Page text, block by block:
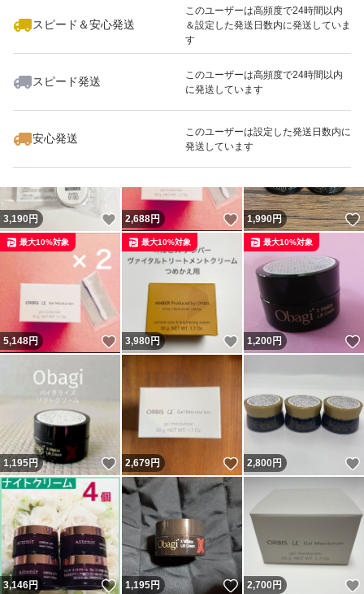
スピード＆安心発送
このユーザーは高頻度で24時間以内
＆設定した発送日数内に発送していま
す
スピード発送
このユーザーは高頻度で24時間以内
に発送しています
安心発送
このユーザーは設定した発送日数内に
発送しています
いいね！
2,679
3,190円 いいね！
2,688円 いいね！
1,990円
5,148円 いいね！
最大10%対象
3,980円 いいね！
最大10%対象
1,200円
最大10%対象
1,195円 いいね！
2,679円 いいね！
2,800円
3,146円 いいね！
1,195円 いいね！
2,700円